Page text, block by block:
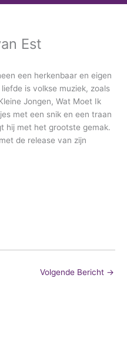
Est
een herkenbaar en eigen
is volkse muziek, zoals
Jongen, Wat Moet Ik
met een snik en een traan
hij met het grootste gemak.
de release van zijn
Volgende Bericht →